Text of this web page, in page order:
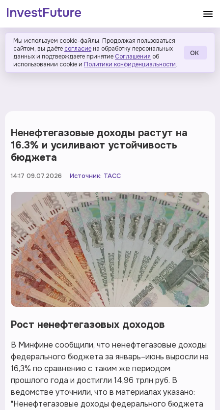
Мы используем cookie-файлы. Продолжая пользоваться
сайтом, вы даёте согласие на обработку персональных
данных и подтверждаете принятие Соглашения об
использовании cookie и Политики конфиденциальности.
ОК
Ненефтегазовые доходы растут на
16.3% и усиливают устойчивость
бюджета
14:17 09.07.2026 Источник: ТАСС
Рост ненефтегазовых доходов
В Минфине сообщили, что ненефтегазовые доходы
федерального бюджета за январь–июнь выросли на
16,3% по сравнению с таким же периодом
прошлого года и достигли 14,96 трлн руб. В
ведомстве уточнили, что в материалах указано:
"Ненефтегазовые доходы федерального бюджета